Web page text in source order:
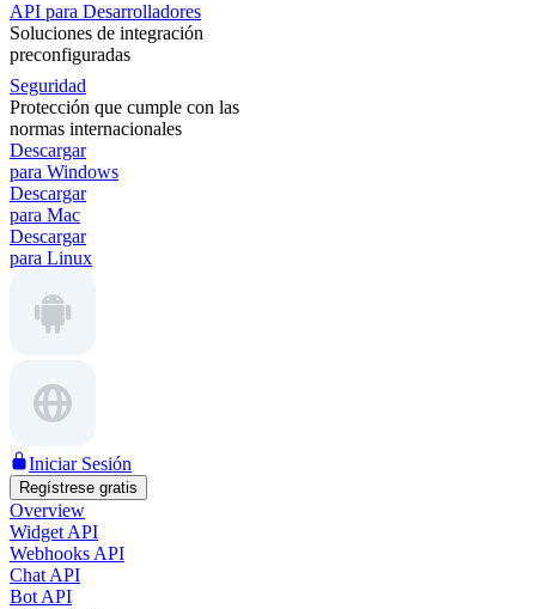
API para Desarrolladores
Soluciones de integración
preconfiguradas
Seguridad
Protección que cumple con las
normas internacionales
Descargar
para Windows
Descargar
para Mac
Descargar
para Linux
Iniciar Sesión
Regístrese gratis
Overview
Widget API
Webhooks API
Chat API
Bot API